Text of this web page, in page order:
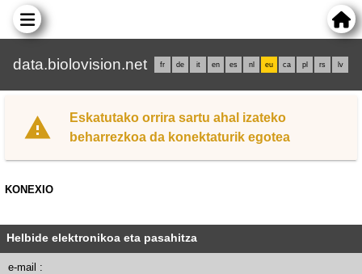
data.biolovision.net fr de it en es nl eu ca pl rs lv
Eskatutako orrira sartu ahal izateko
beharrezkoa da konektaturik egotea
KONEXIO
Helbide elektronikoa eta pasahitza
e-mail :